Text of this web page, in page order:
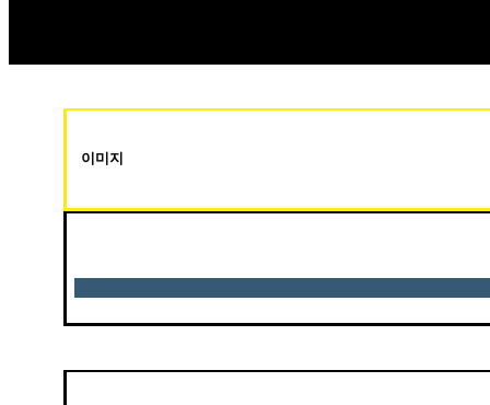
살수차
이미지